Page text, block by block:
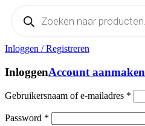
zoeken
Inloggen / Registreren
InloggenAccount aanmaken
Gebruikersnaam of e-mailadres *
Password *